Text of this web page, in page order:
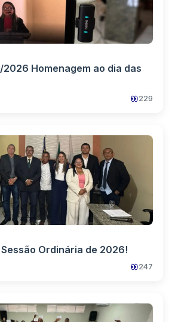
2026 Homenagem ao dia das
229
Ordinária de 2026!
247